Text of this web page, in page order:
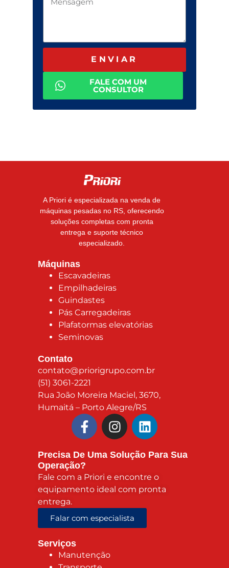
ENVIAR
FALE COM UM
CONSULTOR
A Priori é especializada na venda de
máquinas pesadas no RS, oferecendo
soluções completas com pronta
entrega e suporte técnico
especializado.
Máquinas
Escavadeiras
Empilhadeiras
Guindastes
Pás Carregadeiras
Plafatormas elevatórias
Seminovas
Contato
contato@priorigrupo.com.br
(51) 3061-2221
Rua João Moreira Maciel, 3670,
Humaitá – Porto Alegre/RS
Precisa De Uma Solução Para Sua
Operação?
Fale com a Priori e encontre o
equipamento ideal com pronta
entrega.
Falar com especialista
Serviços
Manutenção